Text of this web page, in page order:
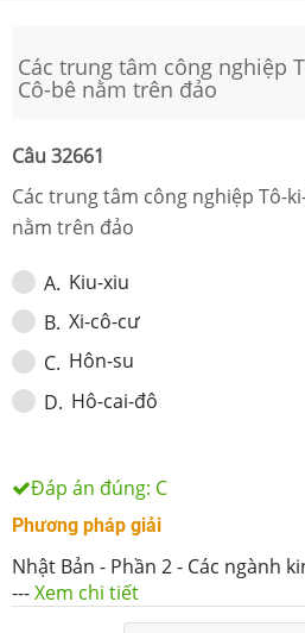
Các trung tâm công nghiệp
Cô-bê nằm trên đảo
Câu 32661
Các trung tâm công nghiệp Tô-
nằm trên đảo
A. Kiu-xiu
B. Xi-cô-cư
C. Hôn-su
D. Hô-cai-đô
Đáp án đúng: C
Phương pháp giải
Nhật Bản - Phần 2 - Các ngành
---Xem chi tiết